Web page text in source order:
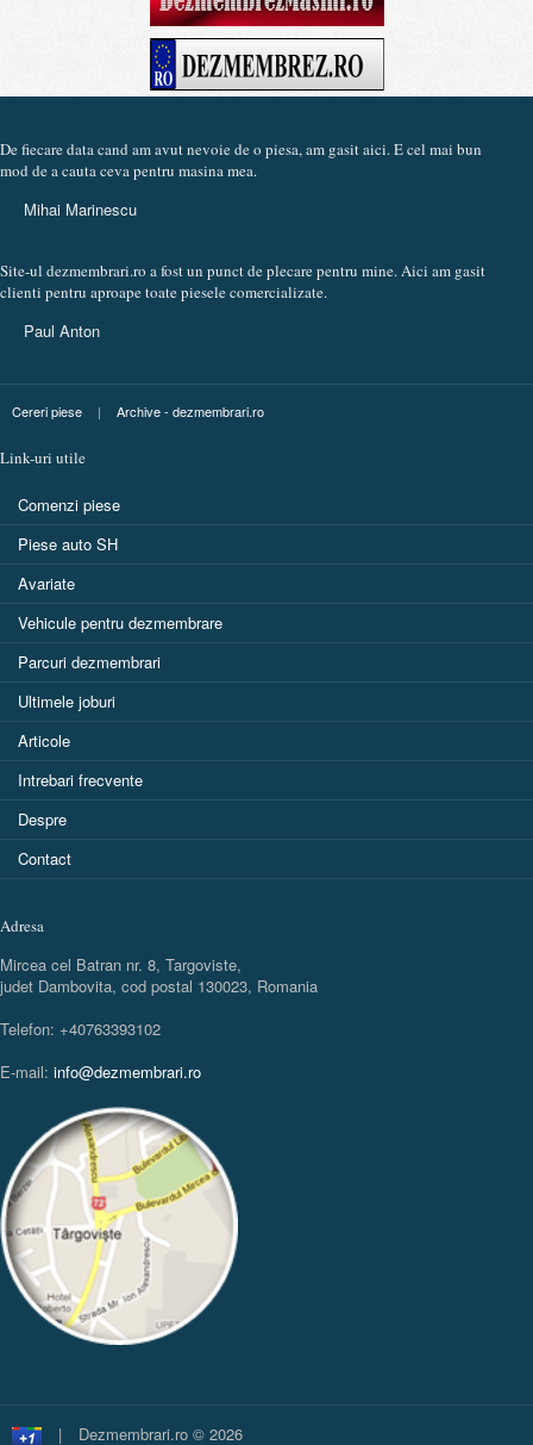
De fiecare data cand am avut nevoie de o piesa, am gasit aici. E cel mai bun
mod de a cauta ceva pentru masina mea.
Mihai Marinescu
Site-ul dezmembrari.ro a fost un punct de plecare pentru mine. Aici am gasit
clienti pentru aproape toate piesele comercializate.
Paul Anton
Cereri piese | Archive - dezmembrari.ro
Link-uri utile
Comenzi piese
Piese auto SH
Avariate
Vehicule pentru dezmembrare
Parcuri dezmembrari
Ultimele joburi
Articole
Intrebari frecvente
Despre
Contact
Adresa
Mircea cel Batran nr. 8, Targoviste,
judet Dambovita, cod postal 130023, Romania
Telefon: +40763393102
E-mail: info@dezmembrari.ro
| Dezmembrari.ro © 2026